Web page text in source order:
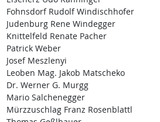
Fohnsdorf Rudolf Windischhofer
Judenburg Rene Windegger
Knittelfeld Renate Pacher
Patrick Weber
Josef Meszlenyi
Leoben Mag. Jakob Matscheko
Dr. Werner G. Murgg
Mario Salchenegger
Mürzzuschlag Franz Rosenblattl